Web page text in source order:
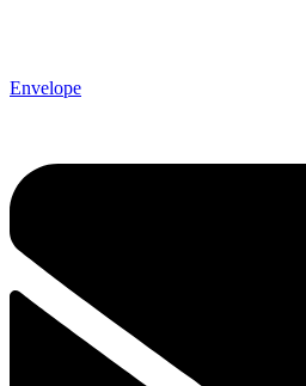
Envelope